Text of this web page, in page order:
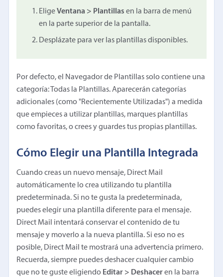
EligeVentana > Plantillas en la barra de menú
en la parte superior de la pantalla.
Desplázate para ver las plantillas disponibles.
Por defecto, el Navegador de Plantillas solo contiene una
categoría: Todas la Plantillas. Aparecerán categorías
adicionales (como "Recientemente Utilizadas") a medida
que empieces a utilizar plantillas, marques plantillas
como favoritas, o crees y guardes tus propias plantillas.
Cómo Elegir una Plantilla Integrada
Cuando creas un nuevo mensaje, Direct Mail
automáticamente lo crea utilizando tu plantilla
predeterminada. Si no te gusta la predeterminada,
puedes elegir una plantilla diferente para el mensaje.
Direct Mail intentará conservar el contenido de tu
mensaje y moverlo a la nueva plantilla. Si eso no es
posible, Direct Mail te mostrará una advertencia primero.
Recuerda, siempre puedes deshacer cualquier cambio
que no te guste eligiendo Editar > Deshaceren la barra